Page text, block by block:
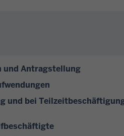
und Antragstellung
und bei